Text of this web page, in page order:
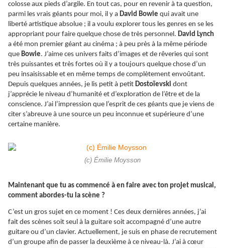
colosse aux pieds d’argile. En tout cas, pour en revenir à ta question,
parmi les vrais géants pour moi, il y a David Bowie qui avait une
liberté artistique absolue ; il a voulu explorer tous les genres en se les
appropriant pour faire quelque chose de très personnel. David Lynch
a été mon premier géant au cinéma ; à peu près à la même période
que Bowie. J’aime ces univers faits d’images et de rêveries qui sont
très puissantes et très fortes où il y a toujours quelque chose d’un
peu insaisissable et en même temps de complètement envoûtant.
Depuis quelques années, je lis petit à petit Dostoïevski dont
j’apprécie le niveau d’humanité et d’exploration de l’être et de la
conscience. J’ai l’impression que l’esprit de ces géants que je viens de
citer s’abreuve à une source un peu inconnue et supérieure d’une
certaine manière.
(c) Émilie Moysson
Maintenant que tu as commencé à en faire avec ton projet musical,
comment abordes-tu la scène ?
C’est un gros sujet en ce moment ! Ces deux dernières années, j’ai
fait des scènes soit seul à la guitare soit accompagné d’une autre
guitare ou d’un clavier. Actuellement, je suis en phase de recrutement
d’un groupe afin de passer la deuxième à ce niveau-là. J’ai à cœur